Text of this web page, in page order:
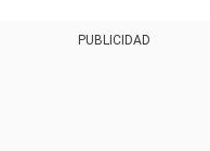
PUBLICIDAD